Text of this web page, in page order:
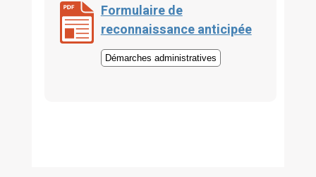
Formulaire de
reconnaissance anticipée
Démarches administratives